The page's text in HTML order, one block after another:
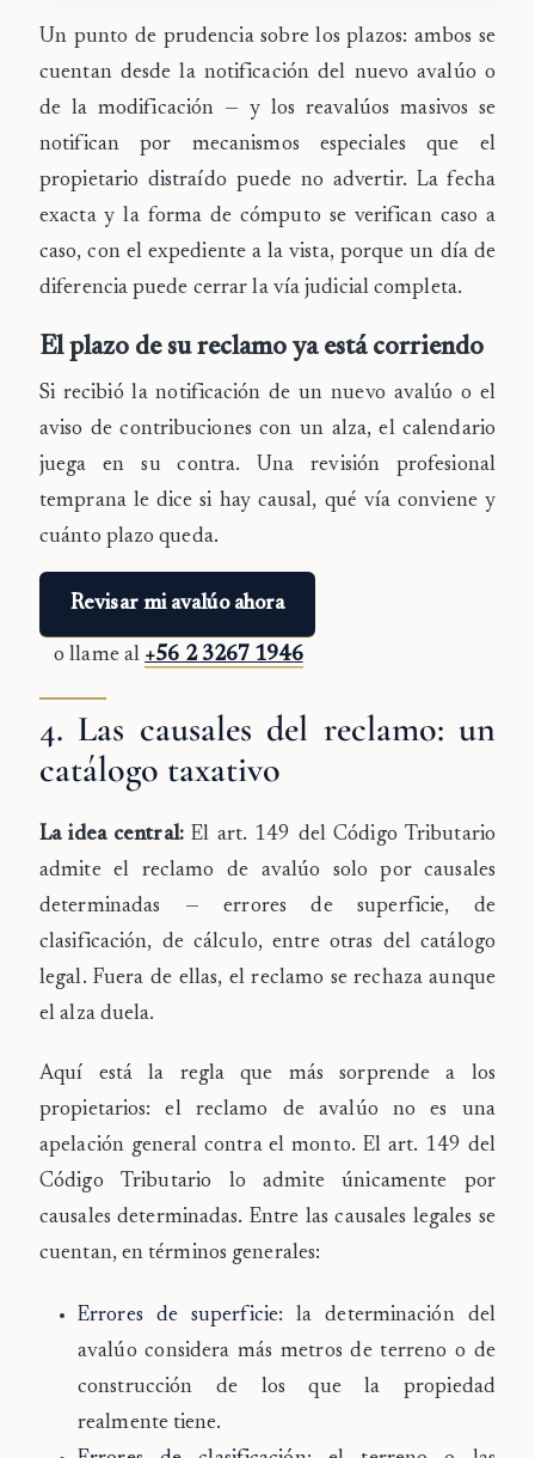
Un punto de prudencia sobre los plazos: ambos se
cuentan desde la notificacióndel nuevo avalúo o
de la modificación — y los reavalúos masivos se
notifican por mecanismos especiales que el
propietario distraído puede no advertir. La fecha
exacta y la forma de cómputo se verifican caso a
caso, con el expediente a la vista, porque un día de
diferencia puede cerrar la vía judicial completa.
El plazo de su reclamo ya está corriendo
Si recibió la notificación de un nuevo avalúo o el
aviso de contribuciones con un alza, el calendario
juega en su contra. Una revisión profesional
temprana le dice si hay causal, qué vía conviene y
cuánto plazo queda.
Revisar mi avalúo ahora
o llame al +56 2 3267 1946
4. Las causales del reclamo: un
catálogo taxativo
La idea central:El art. 149 del Código Tributario
admite el reclamo de avalúo solo por causales
determinadas — errores de superficie, de
clasificación, de cálculo, entre otras del catálogo
legal. Fuera de ellas, el reclamo se rechaza aunque
el alza duela.
Aquí está la regla que más sorprende a los
propietarios: el reclamo de avalúo no es una
apelación general contra el monto. El art. 149 del
Código Tributario lo admite únicamente por
causales determinadas. Entre las causales legales se
cuentan, en términos generales:
Errores de superficie: la determinación del
avalúo considera más metros de terreno o de
construcción de los que la propiedad
realmente tiene.